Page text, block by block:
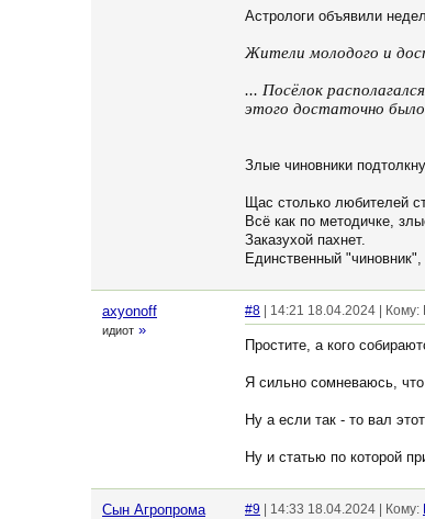
Астрологи объявили
Жители молодого и
... Посёлок
этого достаточно
Злые чиновники
Щас столько любителей
Всё как по методичке,
Заказухой пахнет.
Единственный
axyonoff
идиот »
#8 | 14:21 18.04.2024 | Кому:
Простите, а кого
Я сильно сомневаюсь,
Ну а если так - то вал
Ну и статью по которой
Сын Агропрома #9 | 14:33 18.04.2024 | Кому: